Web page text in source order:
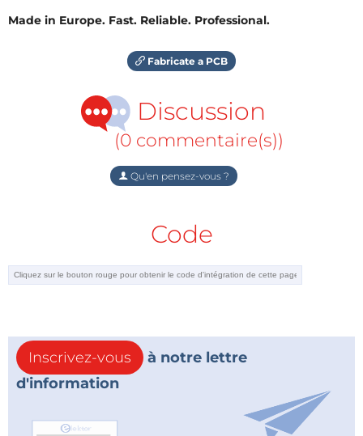
Made in Europe. Fast. Reliable. Professional.
Fabricate a PCB
Discussion
(0 commentaire(s))
Qu'en pensez-vous ?
Code
Inscrivez-vous
à notre lettre
d'information